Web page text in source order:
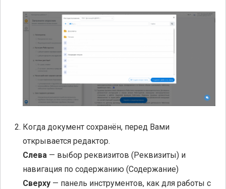
Когда документ сохранён, перед Вами
открывается редактор.
Слева — выбор реквизитов (Реквизиты) и
навигация по содержанию (Содержание)
Сверху — панель инструментов, как для работы с